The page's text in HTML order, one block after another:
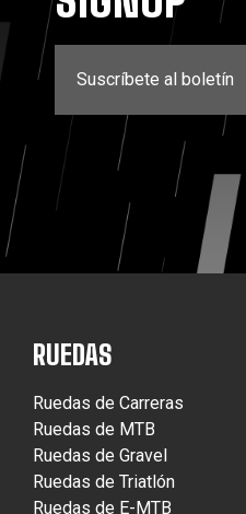
Suscríbete al boletín
RUEDAS
Ruedas de Carreras
Ruedas de MTB
Ruedas de Gravel
Ruedas de Triatlón
Ruedas de E-MTB